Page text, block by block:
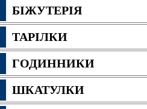
БІЖУТЕРІЯ
ТАРІЛКИ
ГОДИННИКИ
ШКАТУЛКИ